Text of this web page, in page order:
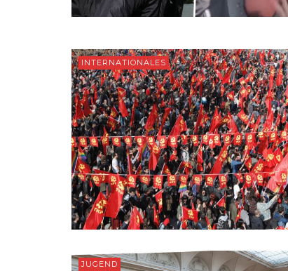
INTERNATIONALES
JUGEND